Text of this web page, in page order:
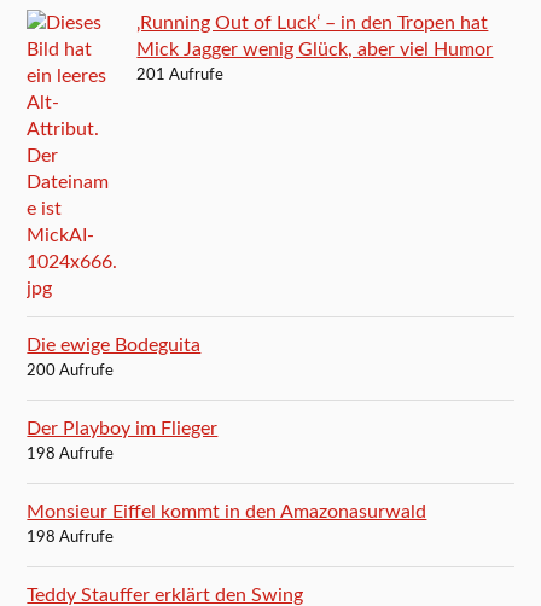
‚Running Out of Luck‘ – in den Tropen hat
Mick Jagger wenig Glück, aber viel Humor
201 Aufrufe
Die ewige Bodeguita
200 Aufrufe
Der Playboy im Flieger
198 Aufrufe
Monsieur Eiffel kommt in den Amazonasurwald
198 Aufrufe
Teddy Stauffer erklärt den Swing